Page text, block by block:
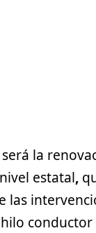
la
estatal,